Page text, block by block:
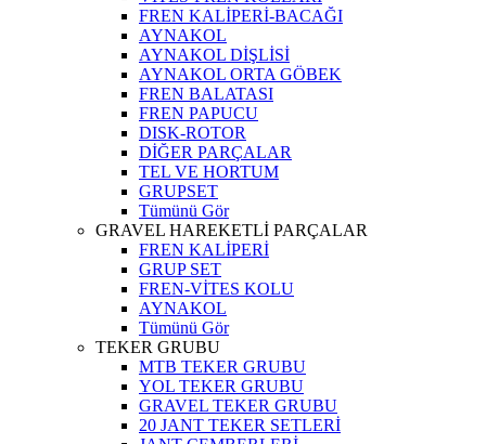
FREN KALİPERİ-BACAĞI
AYNAKOL
AYNAKOL DİŞLİSİ
AYNAKOL ORTA GÖBEK
FREN BALATASI
FREN PAPUCU
DISK-ROTOR
DİĞER PARÇALAR
TEL VE HORTUM
GRUPSET
Tümünü Gör
GRAVEL HAREKETLİ PARÇALAR
FREN KALİPERİ
GRUP SET
FREN-VİTES KOLU
AYNAKOL
Tümünü Gör
TEKER GRUBU
MTB TEKER GRUBU
YOL TEKER GRUBU
GRAVEL TEKER GRUBU
20 JANT TEKER SETLERİ